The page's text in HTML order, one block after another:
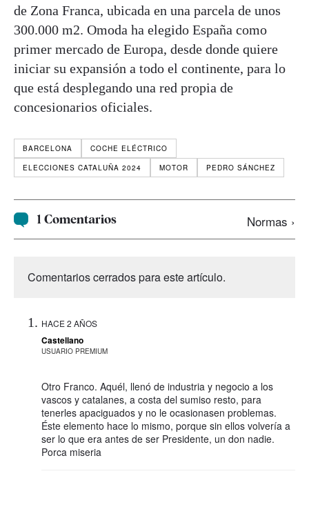
de Zona Franca, ubicada en una parcela de unos
300.000 m2. Omoda ha elegido España como
primer mercado de Europa, desde donde quiere
iniciar su expansión a todo el continente, para lo
que está desplegando una red propia de
concesionarios oficiales.
BARCELONA
COCHE ELÉCTRICO
ELECCIONES CATALUÑA 2024
MOTOR PEDRO SÁNCHEZ
1 Comentarios Normas ›
Comentarios cerrados para este artículo.
HACE 2 AÑOS
Castellano
USUARIO PREMIUM
Otro Franco. Aquél, llenó de industria y negocio a los
vascos y catalanes, a costa del sumiso resto, para
tenerles apaciguados y no le ocasionasen problemas.
Éste elemento hace lo mismo, porque sin ellos volvería a
ser lo que era antes de ser Presidente, un don nadie.
Porca miseria